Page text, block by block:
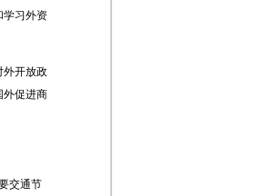
学习外资
外开放政
外促进商
交通节